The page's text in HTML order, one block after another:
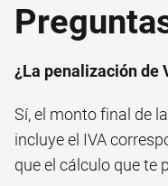
¿La penalización de
Sí, el monto final de
incluye el IVA
que el cálculo que te